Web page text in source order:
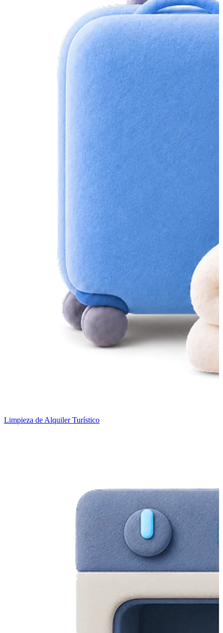
Limpieza de Alquiler Turístico